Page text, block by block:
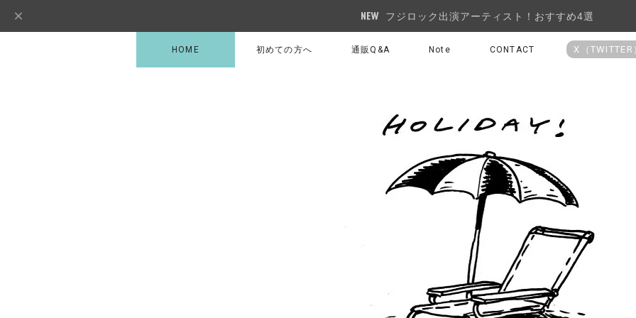
フジロック出演アーティスト！おすすめ4選
HOME 初めての方へ 通販Q&A Note CONTACT X（TWITTER